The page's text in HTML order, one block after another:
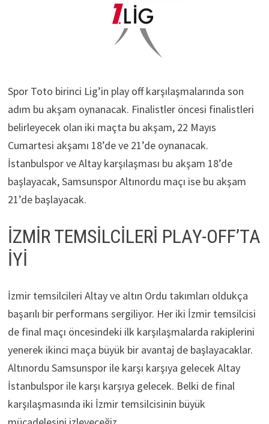
Spor Toto birinci Lig’in play off karşılaşmalarında son
adım bu akşam oynanacak. Finalistler öncesi finalistleri
belirleyecek olan iki maçta bu akşam, 22 Mayıs
Cumartesi akşamı 18’de ve 21’de oynanacak.
İstanbulspor ve Altay karşılaşması bu akşam 18’de
başlayacak, Samsunspor Altınordu maçı ise bu akşam
21’de başlayacak.
İZMİR TEMSİLCİLERİ PLAY-OFF’TA
İYİ
İzmir temsilcileri Altay ve altın Ordu takımları oldukça
başarılı bir performans sergiliyor. Her iki İzmir temsilcisi
de final maçı öncesindeki ilk karşılaşmalarda rakiplerini
yenerek ikinci maça büyük bir avantaj de başlayacaklar.
Altınordu Samsunspor ile karşı karşıya gelecek Altay
İstanbulspor ile karşı karşıya gelecek. Belki de final
karşılaşmasında iki İzmir temsilcisinin büyük